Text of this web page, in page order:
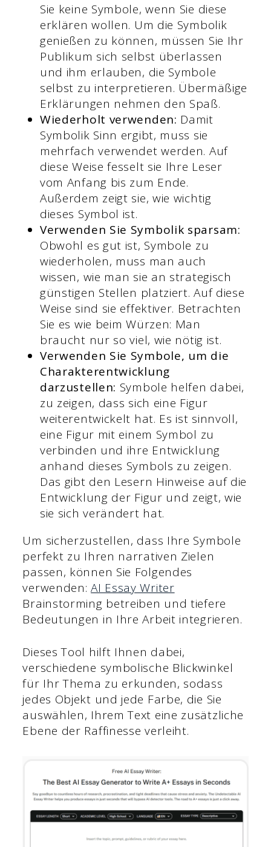
Sie keine Symbole, wenn Sie diese
erklären wollen. Um die Symbolik
genießen zu können, müssen Sie Ihr
Publikum sich selbst überlassen
und ihm erlauben, die Symbole
selbst zu interpretieren. Übermäßige
Erklärungen nehmen den Spaß.
Wiederholt verwenden: Damit
Symbolik Sinn ergibt, muss sie
mehrfach verwendet werden. Auf
diese Weise fesselt sie Ihre Leser
vom Anfang bis zum Ende.
Außerdem zeigt sie, wie wichtig
dieses Symbol ist.
Verwenden Sie Symbolik sparsam:
Obwohl es gut ist, Symbole zu
wiederholen, muss man auch
wissen, wie man sie an strategisch
günstigen Stellen platziert. Auf diese
Weise sind sie effektiver. Betrachten
Sie es wie beim Würzen: Man
braucht nur so viel, wie nötig ist.
Verwenden Sie Symbole, um die
Charakterentwicklung
darzustellen: Symbole helfen dabei,
zu zeigen, dass sich eine Figur
weiterentwickelt hat. Es ist sinnvoll,
eine Figur mit einem Symbol zu
verbinden und ihre Entwicklung
anhand dieses Symbols zu zeigen.
Das gibt den Lesern Hinweise auf die
Entwicklung der Figur und zeigt, wie
sie sich verändert hat.
Um sicherzustellen, dass Ihre Symbole
perfekt zu Ihren narrativen Zielen
passen, können Sie Folgendes
verwenden:AI Essay Writer
Brainstorming betreiben und tiefere
Bedeutungen in Ihre Arbeit integrieren.
Dieses Tool hilft Ihnen dabei,
verschiedene symbolische Blickwinkel
für Ihr Thema zu erkunden, sodass
jedes Objekt und jede Farbe, die Sie
auswählen, Ihrem Text eine zusätzliche
Ebene der Raffinesse verleiht.